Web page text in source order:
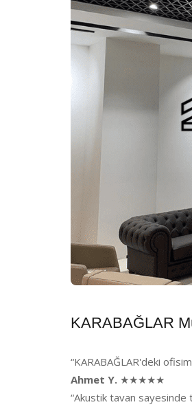
KARABAĞLAR
“KARABAĞLAR'deki
Ahmet Y. ★★★★★
“Akustik tavan sayesinde